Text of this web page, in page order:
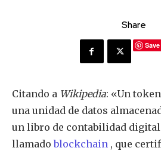
Share
Save
Citando a Wikipedia: «Un
una unidad de datos
un libro de contabilidad digital
llamadoblockchain , que